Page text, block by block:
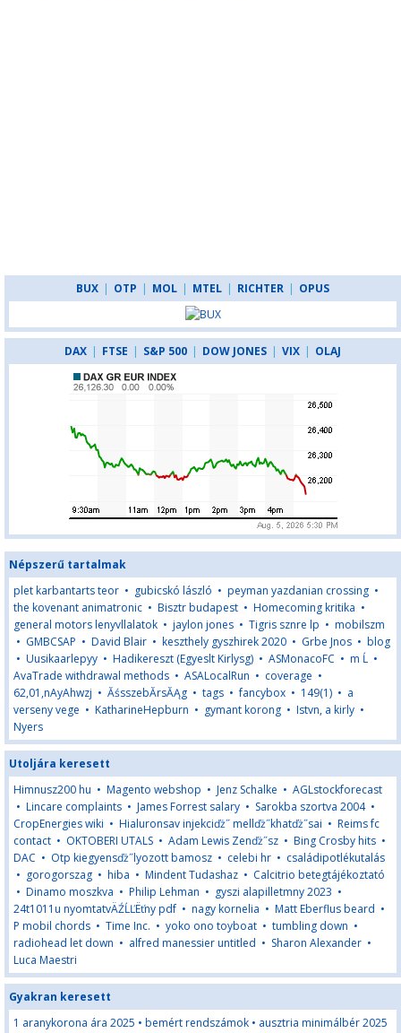
BUX | OTP | MOL | MTEL | RICHTER | OPUS
DAX | FTSE | S&P 500 | DOW JONES | VIX | OLAJ
Népszerű tartalmak
plet karbantarts teor • gubicskó lászló • peyman yazdanian crossing •
the kovenant animatronic • Bisztr budapest • Homecoming kritika •
general motors lenyvllalatok • jaylon jones • Tigris sznre lp • mobilszm
• GMBCSAP • David Blair • keszthely gyszhirek 2020 • Grbe Jnos • blog
• Uusikaarlepyy • Hadikereszt (Egyeslt Kirlysg) • ASMonacoFC • m Ĺ •
AvaTrade withdrawal methods • ASALocalRun • coverage •
62,01,nAyAhwzj • ĂśsszebĂ­rsĂĄg • tags •fancybox • 149(1) • a
verseny vege • KatharineHepburn • gymant korong • Istvn, a kirly •
Nyers
Utoljára keresett
Himnusz200 hu • Magento webshop • Jenz Schalke • AGLstockforecast
• Lincare complaints • James Forrest salary • Sarokba szortva 2004•
CropEnergies wiki • Hialuronsav injekciďż˝ mellďż˝khatďż˝sai • Reims fc
contact • OKTOBERI UTALS • Adam Lewis Zenďż˝sz • Bing Crosby hits •
DAC • Otp kiegyensďż˝lyozott bamosz • celebi hr • családipotlékutalás
• gorogorszag • hiba • Mindent Tudashaz • Calcitrio betegtájékoztató
• Dinamo moszkva • Philip Lehman • gyszi alapilletmny 2023 •
24t1011u nyomtatvÄŹĹĽËťny pdf • nagy kornelia • Matt Eberflus beard •
P mobil chords • Time Inc. • yoko ono toyboat • tumbling down •
radiohead let down • alfred manessier untitled • Sharon Alexander •
Luca Maestri
Gyakran keresett
1 aranykorona ára 2025 • bemért rendszámok • ausztria minimálbér 2025